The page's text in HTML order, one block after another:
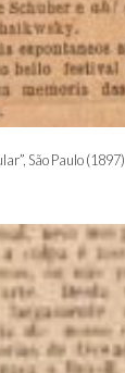
São Paulo (1897)